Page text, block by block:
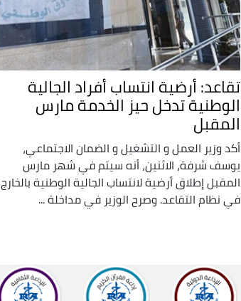
تقاعد: أرضية انتساب أفراد الجالية
الوطنية تدخل حيز الخدمة مارس
المقبل
أكد وزير العمل و التشغيل و الضمان الاجتماعي،
يوسف شرفة، الاثنين، أنه سيتم في شهر مارس
المقبل إطلاق أرضية لانتساب الجالية الوطنية بالخارج
في نظام التقاعد. وصرح الوزير في مداخلة ...